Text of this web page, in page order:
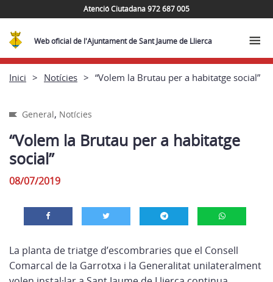
Atenció Ciutadana 972 687 005
Web oficial de l'Ajuntament de Sant Jaume de Llierca
Inici Notícies “Volem la Brutau per a habitatge social”
General, Notícies
“Volem la Brutau per a habitatge
social”
08/07/2019
La planta de triatge d’escombraries que el Consell
Comarcal de la Garrotxa i la Generalitat unilateralment